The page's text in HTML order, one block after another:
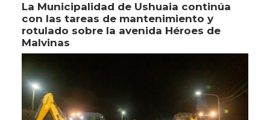
La Municipalidad de Ushuaia continúa
con las tareas de mantenimiento y
rotulado sobre la avenida Héroes de
Malvinas